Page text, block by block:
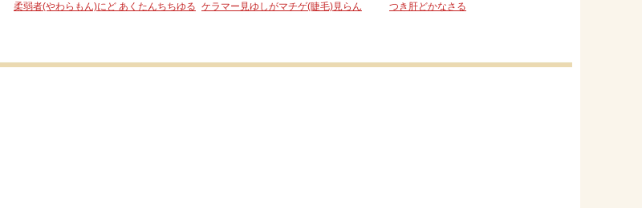
柔弱者(やわらもん)にど あくたんちちゆる ケラマー見ゆしがマチゲ(睫毛)見らん つき肝どかなさる